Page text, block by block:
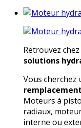
Retrouvez chez
solutions
Vous cherchez
Moteurs à
radiaux,
interne ou